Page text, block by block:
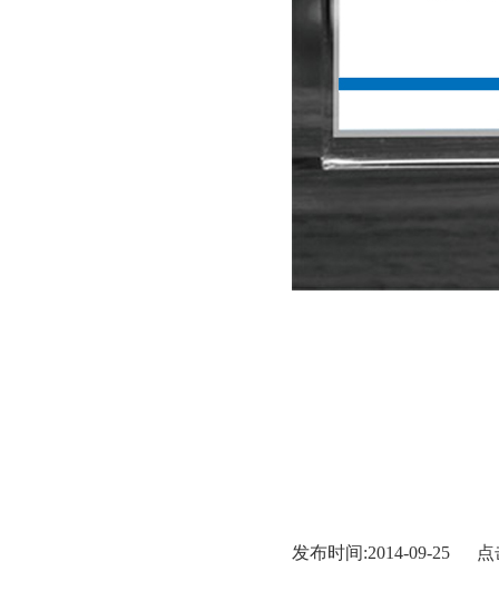
发布时间:2014-09-25 点